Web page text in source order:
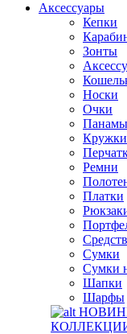
Аксессуары
Кепки
Зонты
Носки
Очки
Панамы
Кружки
Ремни
Платки
Сумки
Сумки
Шапки
Шарфы